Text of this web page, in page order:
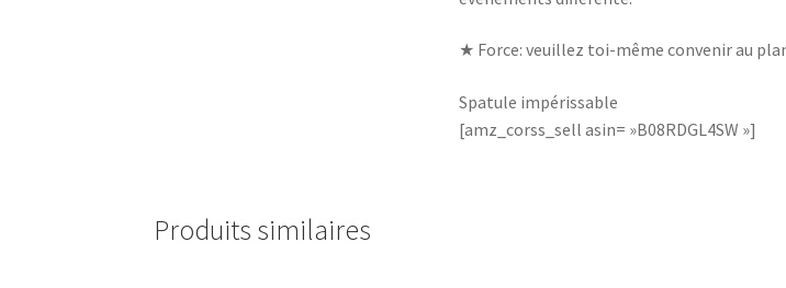
★ Force: veuillez toi-même convenir au
Spatule impérissable
[amz_corss_sell asin= »B08RDGL4SW »]
Produits similaires